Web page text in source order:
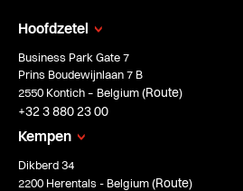
Hoofdzetel
Business Park Gate 7
Prins Boudewijnlaan 7 B
2550 Kontich – Belgium (Route)
+32 3 880 23 00
Kempen
Dikberd 34
2200 Herentals - Belgium (Route)